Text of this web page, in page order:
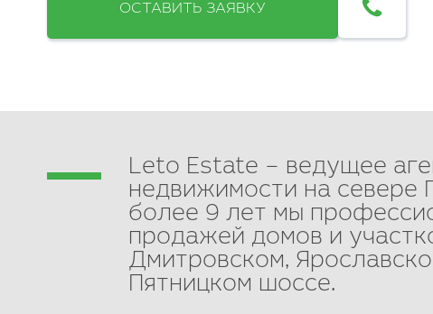
ОСТАВИТЬ ЗАЯВКУ
Leto Estate – ведущее
недвижимости на севере
более 9 лет мы
продажей домов и
Дмитровском,
Пятницком шоссе.